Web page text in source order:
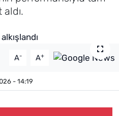
aldı.
A- A+
- 14:19